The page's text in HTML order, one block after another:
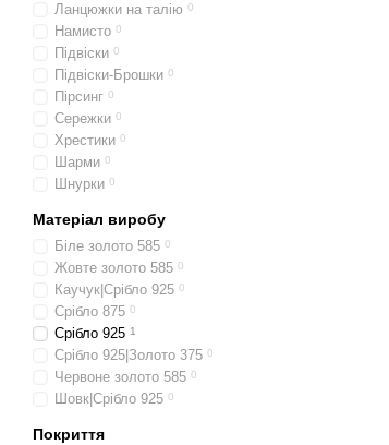
Ланцюжки на талію 0
Намисто 0
Підвіски 0
Підвіски-Брошки 0
Пірсинг 0
Сережки 0
Хрестики 0
Шарми 0
Шнурки 0
Матеріал виробу
Біле золото 585 0
Жовте золото 585 0
Каучук|Срібло 925 0
Срібло 875 0
Срібло 925 1
Срібло 925|Золото 375 0
Червоне золото 585 0
Шовк|Срібло 925 0
Покриття